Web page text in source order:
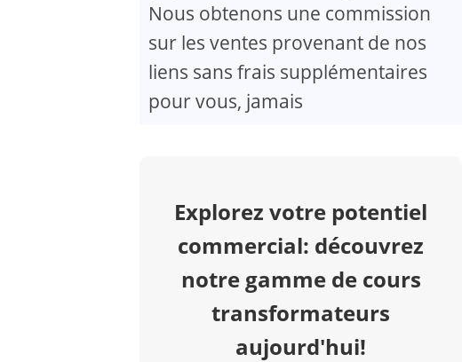
Nous obtenons une commission
sur les ventes provenant de nos
liens sans frais supplémentaires
pour vous, jamais
Explorez votre potentiel
commercial: découvrez
notre gamme de cours
transformateurs
aujourd'hui!